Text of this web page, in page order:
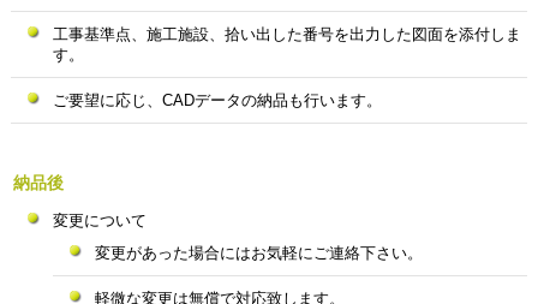
工事基準点、施工施設、拾い出した番号を出力した図面を添付しま
す。
ご要望に応じ、CADデータの納品も行います。
納品後
変更について
変更があった場合にはお気軽にご連絡下さい。
軽微な変更は無償で対応致します。